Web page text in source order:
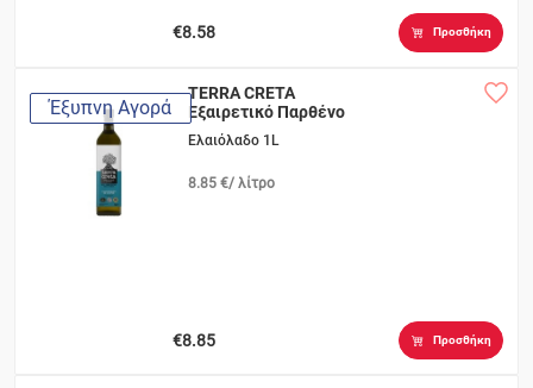
€8.58 Προσθήκη
Έξυπνη Αγορά
TERRA CRETA
Εξαιρετικό Παρθένο
ΠΓΕ Χανίων
Ελαιόλαδο 1L
8.85 €/ λίτρο
€8.85 Προσθήκη